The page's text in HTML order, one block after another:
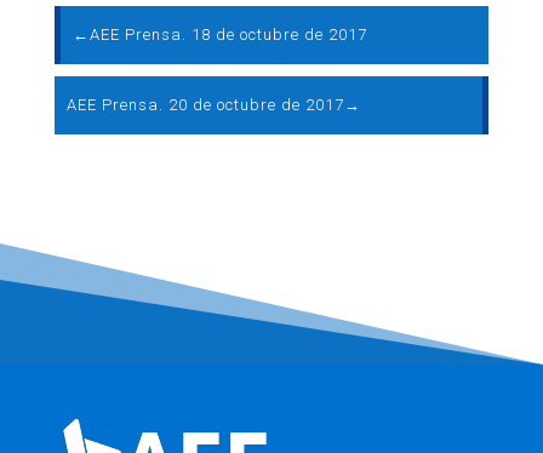
← AEE Prensa. 18 de octubre de 2017
AEE Prensa. 20 de octubre de 2017 →